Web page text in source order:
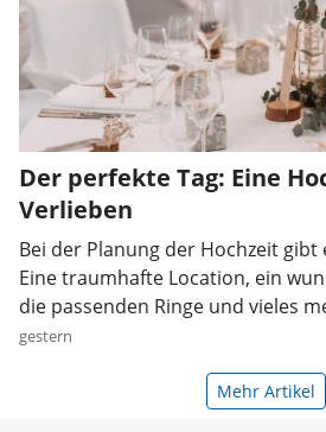
Der perfekte Tag: Eine
Verlieben
Bei der Planung der Hochzeit gibt
Eine traumhafte Location, ein
die passenden Ringe und vieles
gestern
Mehr Artikel